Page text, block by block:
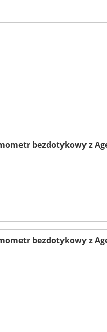
bezdotykowy z
bezdotykowy z